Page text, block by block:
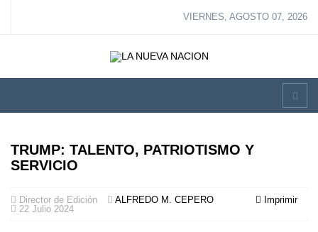
VIERNES, AGOSTO 07, 2026
TRUMP: TALENTO, PATRIOTISMO Y
SERVICIO
Imprimir
Director de Edición
ALFREDO M. CEPERO
22 Julio 2024